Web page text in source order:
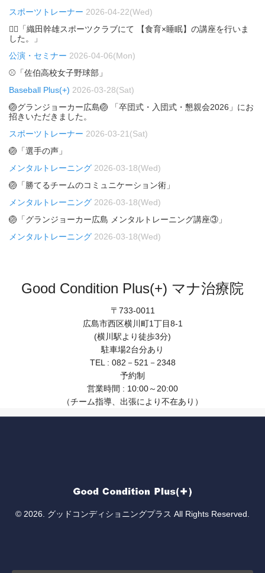
スポーツトレーナー 2026-04-22(Wed)
🏃‍♂️「織田幹雄スポーツクラブにて 【食育×睡眠】の講座を行いま
した。」
公演・セミナー 2026-04-06(Mon)
⚾「佐伯高校女子野球部」
Baseball Plus(+) 2026-03-28(Sat)
🏐グランジョーカー広島🏐 「卒団式・入団式・懇親会2026」にお
招きいただきました。
スポーツトレーナー 2026-03-21(Sat)
🏐「選手の声」
メンタルトレーニング 2026-03-18(Wed)
🏐「勝てるチームのコミュニケーション術」
メンタルトレーニング 2026-03-18(Wed)
🏐「グランジョーカー広島 メンタルトレーニング講座③」
メンタルトレーニング 2026-03-18(Wed)
Good Condition Plus(+) マナ治療院
〒733-0011
広島市西区横川町1丁目8-1
(横川駅より徒歩3分)
駐車場2台分あり
TEL : 082－521－2348
予約制
営業時間 : 10:00～20:00
（チーム指導、出張により不在あり）
© 2026. グッドコンディショニングプラス All Rights Reserved.